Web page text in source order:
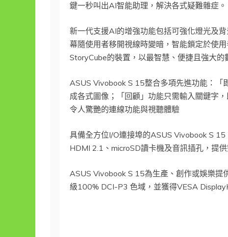
鍵一秒叫出AI智能助理，解決各式疑難雜症。
新一代支援AI的增強功能包括可強化燈光及
幕隨使用者移開視線時變暗，智能鎖定於使
StoryCube的裝置，以最智慧、便捷且強大
ASUS Vivobook S 15整合多項先進功能：「
成各式圖像；「回顧」功能只需輸入關鍵字，
令人驚艷的連線功能與視聽體驗
具備全方位I/O連接埠的ASUS Vivobook S
HDMI 2.1、microSD讀卡機及音訊插孔，提
ASUS Vivobook S 15為生產、創作或娛樂
級100% DCI-P3 色域，並獲得VESA